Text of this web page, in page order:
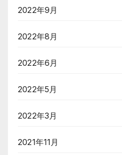
2022年9月
2022年8月
2022年6月
2022年5月
2022年3月
2021年11月